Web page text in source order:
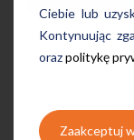
Ciebie lub
Kontynuując
orazpolitykę
Zaakceptuj
ProfiLingua.
Ząbkach.